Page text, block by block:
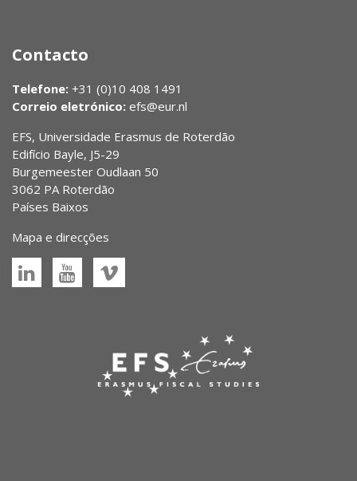
Contacto
Telefone: +31 (0)10 408 1491
Correio eletrónico: efs@eur.nl
EFS, Universidade Erasmus de Roterdão
Edifício Bayle, J5-29
Burgemeester Oudlaan 50
3062 PA Roterdão
Países Baixos
Mapa e direcções